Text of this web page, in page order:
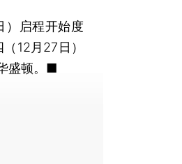
启程开始度
12月27日）
盛顿。■